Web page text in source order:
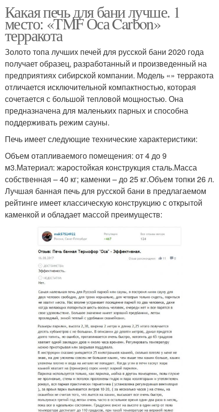
Какая печь для бани лучше. 1
место: «TMF Оса Carbon»
терракота
Золото топа лучших печей для русской бани 2020 года
получает образец, разработанный и произведенный на
предприятиях сибирской компании. Модель «» терракота
отличается исключительной компактностью, которая
сочетается с большой тепловой мощностью. Она
предназначена для маленьких парных и способна
поддерживать режим сауны.
Печь имеет следующие технические характеристики:
Объем отапливаемого помещения: от 4 до 9
м3.Материал: жаростойкая конструкция сталь.Масса
собственная – 40 кг; каменки – до 25 кг.Объем топки 26 л.
Лучшая банная печь для русской бани в предлагаемом
рейтинге имеет классическую конструкцию с открытой
каменкой и обладает массой преимуществ: